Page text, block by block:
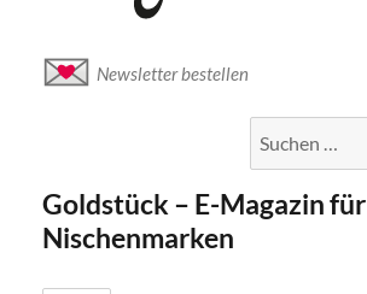
Newsletter bestellen
nach:
Goldstück – E-Magazin für
Nischenmarken